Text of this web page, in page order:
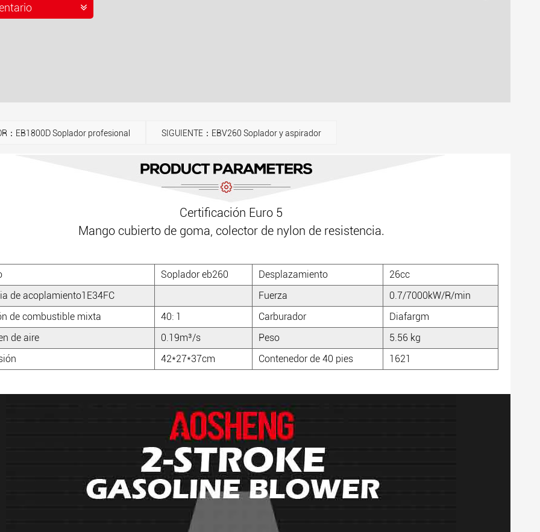
：EB1800D Soplador profesional SIGUIENTE：EBV260 Soplador y aspirador
Certificación Euro 5
Mango cubierto de goma, colector de nylon de resistencia.
Soplador eb260 Desplazamiento
26cc
de acoplamiento1E34FC
Fuerza
0.7/7000kW/R/min
de combustible mixta
40: 1 Carburador
Diafargm
de aire
0.19m³/s Peso
5.56 kg
42*27*37cm Contenedor de 40 pies 1621